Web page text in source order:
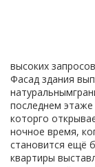
высоких
Фасад здания
последнем
которго
ночное время,
становится ещё
квартиры